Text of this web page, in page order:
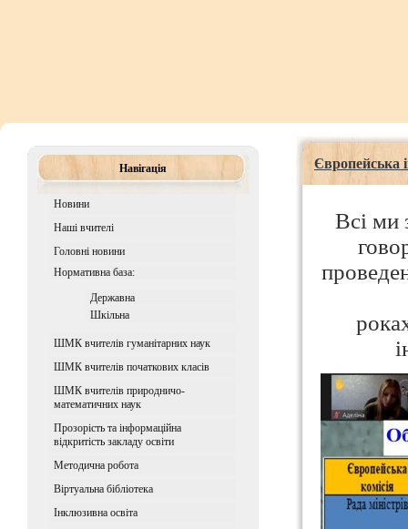
Навігація
Новини
Наші вчителі
Головні новини
Нормативна база:
Державна
Шкiльна
ШМК вчителів гуманітарних наук
ШМК вчителів початкових класів
ШМК вчителів природничо-
математичних наук
Прозорість та інформаційна
відкритість закладу освіти
Методична робота
Віртуальна бібліотека
Iнклюзивна освiта
Європейська
Всі ми